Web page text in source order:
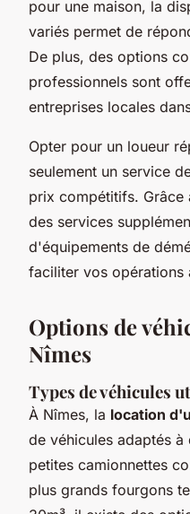
pour une maison, la
variés permet de
De plus, des options
professionnels sont
entreprises locales
Opter pour un loueur
seulement un service
prix compétitifs.
des services
d'équipements de
faciliter vos opérations
Options de
Nîmes
Types de véhicules
À Nîmes, la location
de véhicules adaptés
petites camionnettes
plus grands fourgons